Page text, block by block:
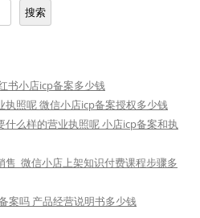
搜索
书小店icp备案多少钱
照呢 微信小店icp备案授权多少钱
么样的营业执照呢 小店icp备案和执
_微信小店上架知识付费课程步骤多
案吗 产品经营说明书多少钱